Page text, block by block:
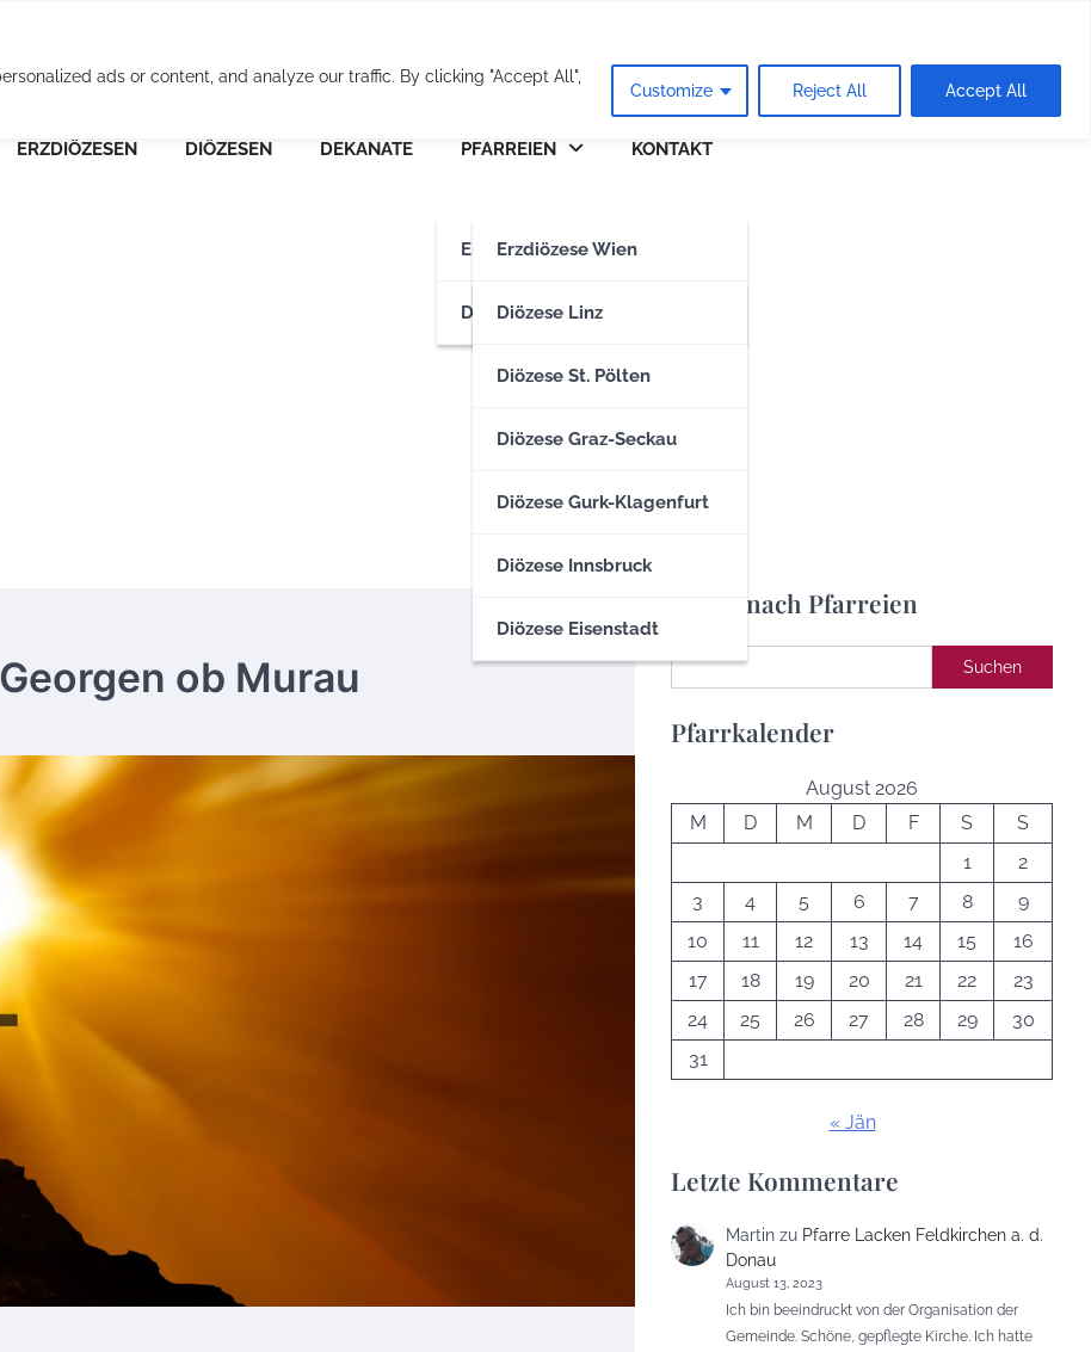
ads or content, and analyze our traffic. By clicking "Accept All",
Customize Reject All Accept All
Osterreichische Pfarreie
ERZDIÖZESEN DIÖZESEN DEKANATE PFARREIEN
Erzdiözesen
Erzdiözese Wien
Erzdiözese Salzburg
DiözesenDiözese Linz
Diözese St. Pölten
Diözese Graz-Seckau
Diözese Gurk-Klagenfurt
Diözese Innsbruck
Diözese Eisenstadt
KONTAKT
ob Murau
Suche nach Pfarreien
Suchen Suchen
Pfarrkalender
August 2026
M
D M D F S
S
1
2
3
4 5 6 7 8
9
10
11 12 13 14 15
16
17
18 19 20 21 22
23
24
25 26 27 28 29
30
31
« Jän
Letzte Kommentare
Martin zu Pfarre Lacken Feldkirchen a. d.
Donau
August 13, 2023
Ich bin beeindruckt von der Organisation der
Gemeinde. Schöne, gepflegte Kirche. Ich hatte